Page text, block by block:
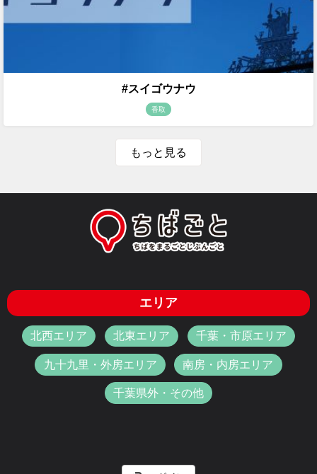
#スイゴウナウ
香取
もっと見る
エリア
北西エリア 北東エリア 千葉・市原エリア
九十九里・外房エリア 南房・内房エリア
千葉県外・その他